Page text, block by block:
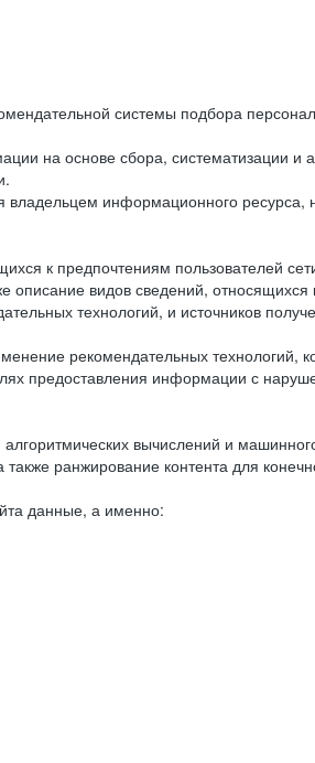
системы подбора
на основе сбора, систематизации и
информационного ресурса,
к предпочтениям пользователей
описание видов сведений, относящихся
технологий, и источников
рекомендательных технологий,
предоставления информации с
вычислений и
ранжирование контента для
данные, а именно: